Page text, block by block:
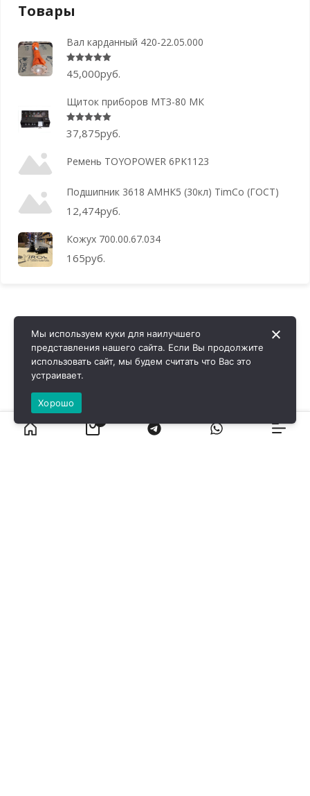
Товары
Вал карданный 420-22.05.000
Оценка5.00 из 5
45,000руб.
Щиток приборов МТЗ-80 МК
Оценка5.00 из 5
37,875руб.
Ремень TOYOPOWER 6PK1123
Подшипник 3618 АМНК5 (30кл) TimCo (ГОСТ)
12,474руб.
Кожух 700.00.67.034
165руб.
Мы используем куки для наилучшего
представления нашего сайта. Если Вы продолжите
использовать сайт, мы будем считать что Вас это
устраивает.
Хорошо